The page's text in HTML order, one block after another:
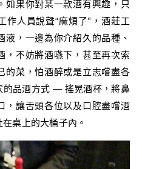
如果你對某一款酒有興趣，只
作人員說聲“麻煩了”，酒莊工
，一邊為你介紹久的品種、
，不妨將酒嚥下，甚至再次索
的菜，怕酒醉或是立志嚐盡各
的品酒方式 — 搖晃酒杯，將鼻
，讓舌頭各位以及口腔盡嚐酒
桌上的大桶子內。